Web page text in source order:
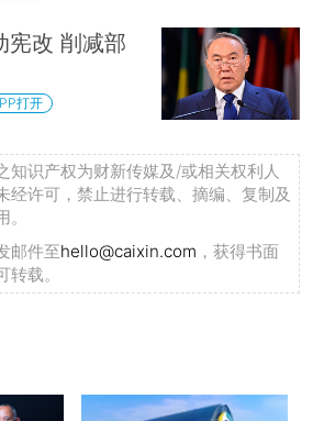
宪改 削减部
打开
知识产权为财新传媒及/或相关权利人
经许可，禁止进行转载、摘编、复制及
邮件至hello@caixin.com ，获得书面
载。